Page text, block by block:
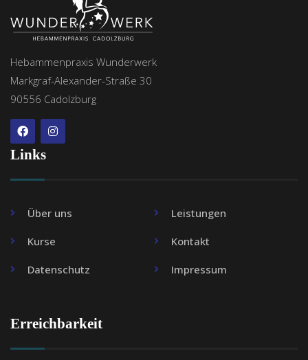
Hebammenpraxis Wunderwerk
Markgraf-Alexander-Straße 30
90556 Cadolzburg
Links
Über uns Leistungen
Kurse Kontakt
Datenschutz Impressum
Erreichbarkeit